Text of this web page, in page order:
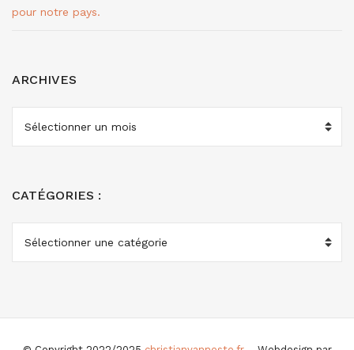
pour notre pays.
ARCHIVES
ARCHIVES
CATÉGORIES :
CATÉGORIES